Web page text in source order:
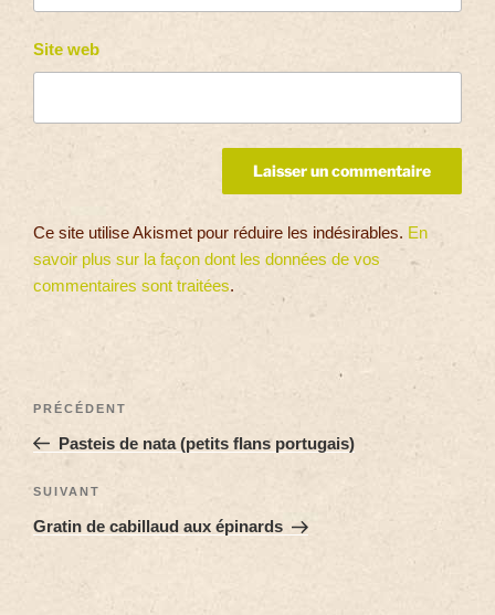
Site web
Ce site utilise Akismet pour réduire les indésirables. En
savoir plus sur la façon dont les données de vos
commentaires sont traitées.
PRÉCÉDENT
Pasteis de nata (petits flans portugais)
SUIVANT
Gratin de cabillaud aux épinards